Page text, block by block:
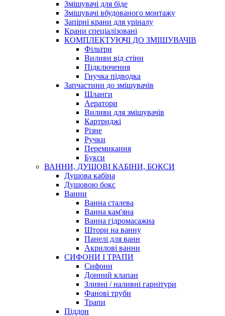
Змішувачі для біде
Змішувачі вбудованого монтажу
Запірні крани для уріналу
Крани спеціалізовані
КОМПЛЕКТУЮЧІ ДО ЗМІШУВАЧІВ
Фільтри
Виливи від стіни
Підключення
Гнучка підводка
Запчастини до змішувачів
Шланги
Аератори
Виливи для змішувачів
Картриджі
Різне
Ручки
Перемикання
Букси
ВАННИ, ДУШОВІ КАБІНИ, БОКСИ
Душова кабіна
Душовою бокс
Ванни
Ванна сталева
Ванна кам'яна
Ванна гідромасажна
Штори на ванну
Панелі для ванн
Акрилові ванни
СИФОНИ І ТРАПИ
Сифони
Донний клапан
Зливні / наливні гарнітури
Фанові труби
Трапи
Піддон